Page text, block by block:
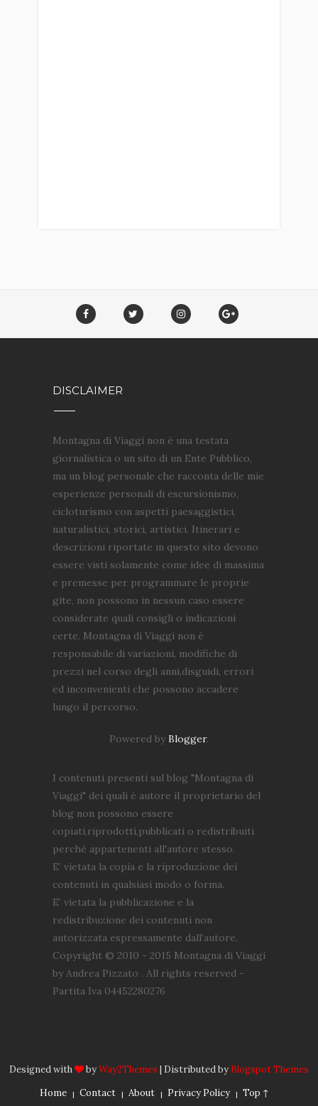
DISCLAIMER
Montagna di Viaggi non è una testata
giornalistica o un sito di un Ente Pubblico,
ma un blog personale che racconta delle mie
esperienze personali di escursionismo,
cicloturismo con aspetti paesaggistici,
naturalistici, storici, artistici. Itinerari e
descrizioni riportate in questo sito devono
essere visti solamente come idee di massima
e premesse per programmare le proprie
gite, non possono in nessun caso essere
considerate quali consigli o indicazioni
certe. Montagna di Viaggi non è
responsabile di variazioni, modifiche di
prezzi nel corso degli anni,disguidi, errori
ed inconvenienti che possono accadere
lungo il percorso.
Powered byBlogger.
I contenuti presenti sul blog "Montagna di
Viaggi" dei quali è autore il proprietario del
blog non possono essere
copiati,riprodotti,pubblicati o redistribuiti
perché appartenenti all'autore stesso.
E’ vietata la copia e la riproduzione dei
contenuti in qualsiasi modo o forma.
E’ vietata la pubblicazione e la
redistribuzione dei contenuti non
autorizzata espressamente dall’autore.
Copyright © 2010 - 2015 Montagna di Viaggi
by Andrea Pizzato . All rights reserved -
Partita Iva 04452280276
Designed with byWay2Themes | Distributed by Blogspot Themes
Home
Contact About Privacy Policy Top ↑